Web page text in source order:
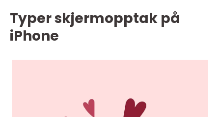
Typer skjermopptak på
iPhone